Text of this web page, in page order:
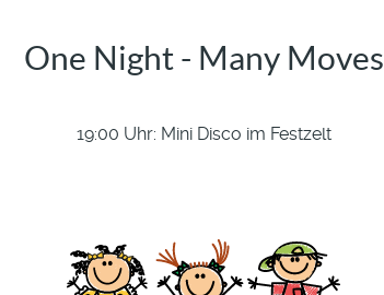
One Night - Many Moves
19:00 Uhr: Mini Disco im Festzelt